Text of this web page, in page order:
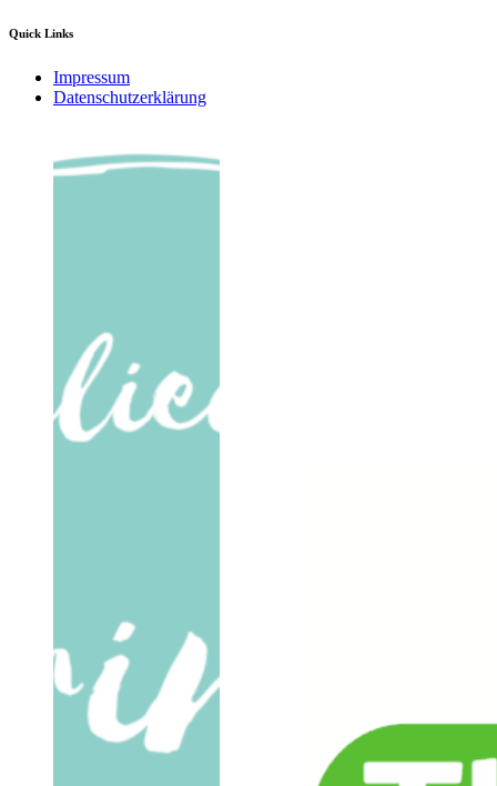
Quick Links
Impressum
Datenschutzerklärung